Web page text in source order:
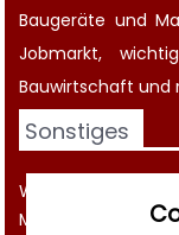
Baugeräte und
Jobmarkt,
Bauwirtschaft und
Sonstiges
Werbung
Musterverträge